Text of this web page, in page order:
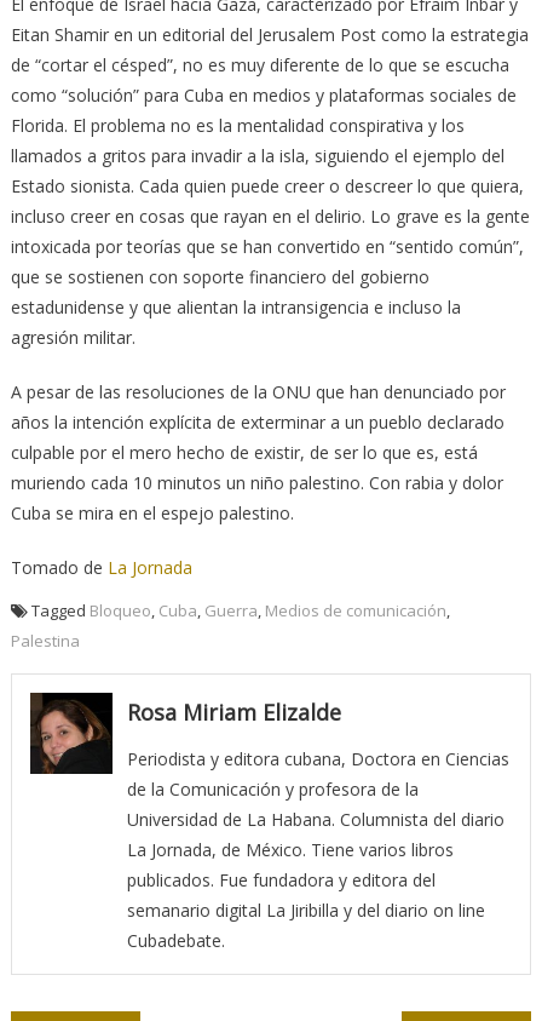
Eitan Shamir en un editorial del Jerusalem Post como la estrategia
de “cortar el césped”, no es muy diferente de lo que se escucha
como “solución” para Cuba en medios y plataformas sociales de
Florida. El problema no es la mentalidad conspirativa y los
llamados a gritos para invadir a la isla, siguiendo el ejemplo del
Estado sionista. Cada quien puede creer o descreer lo que quiera,
incluso creer en cosas que rayan en el delirio. Lo grave es la gente
intoxicada por teorías que se han convertido en “sentido común”,
que se sostienen con soporte financiero del gobierno
estadunidense y que alientan la intransigencia e incluso la
agresión militar.
A pesar de las resoluciones de la ONU que han denunciado por
años la intención explícita de exterminar a un pueblo declarado
culpable por el mero hecho de existir, de ser lo que es, está
muriendo cada 10 minutos un niño palestino. Con rabia y dolor
Cuba se mira en el espejo palestino.
Tomado de La Jornada
Tagged Bloqueo Cuba Guerra Medios de comunicación
Palestina
Rosa Miriam Elizalde
Periodista y editora cubana, Doctora en Ciencias
de la Comunicación y profesora de la
Universidad de La Habana. Columnista del diario
La Jornada, de México. Tiene varios libros
publicados. Fue fundadora y editora del
semanario digital La Jiribilla y del diario on line
Cubadebate.